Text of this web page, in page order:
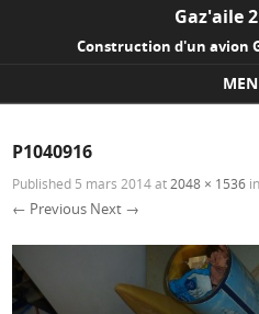
Gaz'aile
Construction d'un avion
P1040916
Published 5 mars 2014at 2048 × 1536 in
← Previous Next →